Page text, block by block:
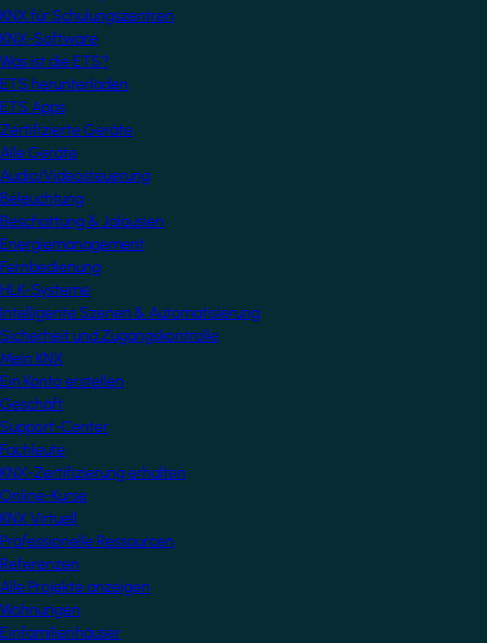
KNX für Schulungszentren
KNX-Software
Was ist die ETS?
ETS herunterladen
ETS Apps
Zertifizierte Geräte
Alle Geräte
Audio/Videosteuerung
Beleuchtung
Beschattung & Jalousien
Energiemanagement
Fernbedienung
HLK-Systeme
Intelligente Szenen & Automatisierung
Sicherheit und Zugangskontrolle
Mein KNX
Ein Konto erstellen
Geschäft
Support-Center
Fachleute
KNX-Zertifizierung erhalten
Online-Kurse
KNX Virtuell
Professionelle Ressourcen
Referenzen
Alle Projekte anzeigen
Wohnungen
Einfamilienhäuser